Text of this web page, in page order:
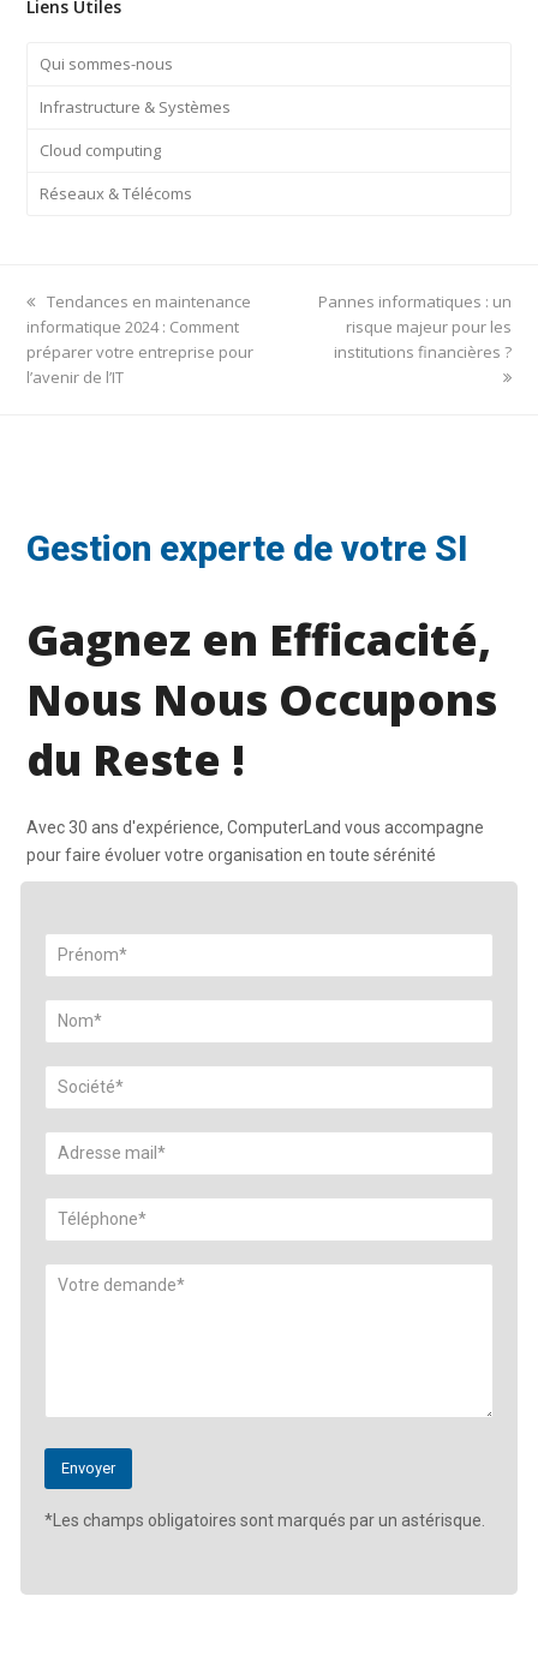
Liens Utiles
Qui sommes-nous
Infrastructure & Systèmes
Cloud computing
Réseaux & Télécoms
previous
post:
Tendances en maintenance
informatique 2024 : Comment
préparer votre entreprise pour
l’avenir de l’IT
next
post:
Pannes informatiques : un
risque majeur pour les
institutions financières ?
Gestion experte de votre SI
Gagnez en Efficacité,
Nous Nous Occupons
du Reste !
Avec 30 ans d'expérience, ComputerLand vous accompagne
pour faire évoluer votre organisation en toute sérénité
*Les champs obligatoires sont marqués par un astérisque.